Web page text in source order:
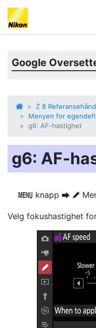
Google
Z 8
Menyen for
g6: AF-hastighet
g6: AF-
G knapp U A
Velg fokushastighet